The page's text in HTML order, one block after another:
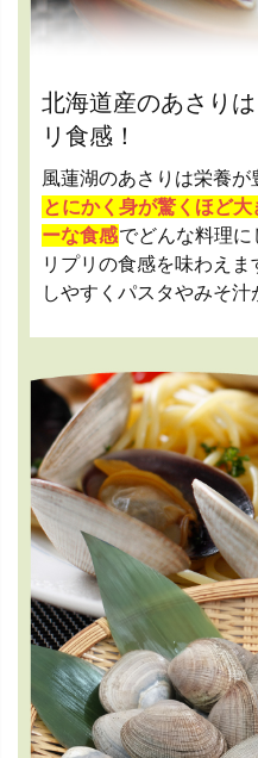
北海道産のあさり
リ食感！
風蓮湖のあさりは栄養が
とにかく身が驚くほど
ーな食感でどんな料理
リプリの食感を味わえ
しやすくパスタやみそ汁